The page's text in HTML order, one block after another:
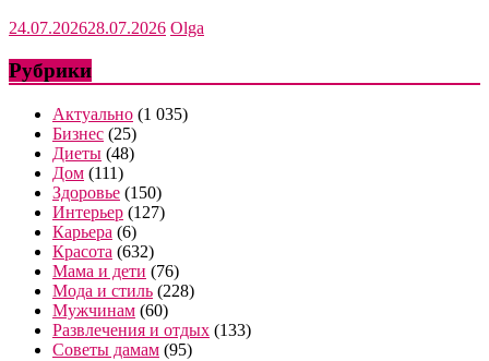
24.07.202628.07.2026 Olga
Рубрики
Актуально (1 035)
Бизнес (25)
Диеты (48)
Дом (111)
Здоровье (150)
Интерьер (127)
Карьера (6)
Красота (632)
Мама и дети (76)
Мода и стиль (228)
Мужчинам (60)
Развлечения и отдых (133)
Советы дамам (95)